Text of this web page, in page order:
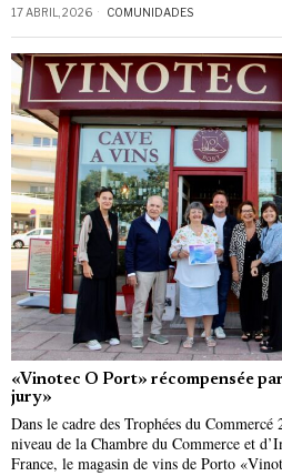
17 ABRIL, 2026 COMUNIDADES
«Vinotec O Port» récompensée
jury»
Dans le cadre des Trophées du
niveau de la Chambre du Commerce et
France, le magasin de vins de Porto